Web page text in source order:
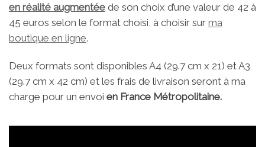
en réalité augmentée de son choix d’une valeur de 42 à
45 euros selon le format choisi, à choisir sur ma
boutique en ligne.
Deux formats sont disponibles A4 (29.7 cm x 21) et A3
(29.7 cm x 42 cm) et les frais de livraison seront à ma
charge pour un envoi en France Métropolitaine.